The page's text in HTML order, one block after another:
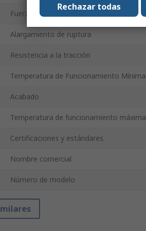
Fuerza de adhesión
Alargamiento de ruptura
Resistencia a la tracción
Temperatura de Funcionamiento Mínima
Acabado
Temperatura de funcionamiento máxima
Certificaciones y estándares
Nombre comercial
Número de modelo
Rechazar todas